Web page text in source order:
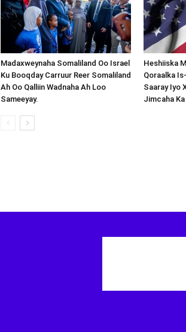
Madaxweynaha Somaliland Oo Israel
Ku Booqday Carruur Reer Somaliland
Ah Oo Qalliin Wadnaha Ah Loo
Sameeyay.
Heshiiska
Qoraalka
Saaray Iyo
Jimcaha